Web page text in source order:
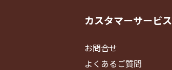
カスタマーサービス
お問合せ
よくあるご質問